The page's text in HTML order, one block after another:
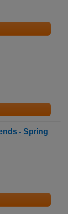
- Spring